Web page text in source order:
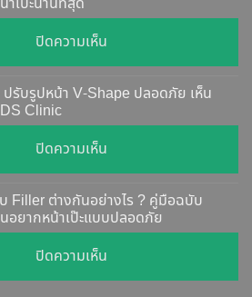
อย่างไร
อัปเดต
2026
ยี่ห้อ
แบบ
ปิดความเห็น
ฉีด
Botox
วัน
ผล
?
เจาะ
ปรับรูปหน้า V-Shape ปลอดภัย เห็น
Clinic
ปิดความเห็น
รีวิว
เคส
หน้า
เรียว
รูป
Filler ต่างกันอย่างไร ? คู่มือฉบับ
ยากหน้าเป๊ะแบบปลอดภัย
ปิดความเห็น
เจาะ